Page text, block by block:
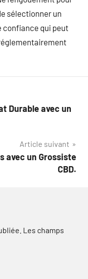
sélectionner un
confiance qui peut
Durable avec un
Article suivant
avec un Grossiste
CBD.
Les champs